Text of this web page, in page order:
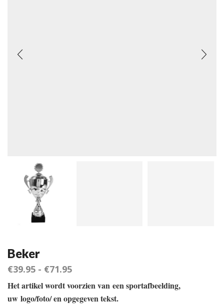
Beker
€39.95 - €71.95
Het artikel wordt voorzien van een sportafbeelding,
uw logo/foto/ en opgegeven tekst.